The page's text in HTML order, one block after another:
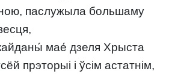
паслужыла большаму
мае́ дзеля Хрыста
прэторыі і ўсім астатнім,